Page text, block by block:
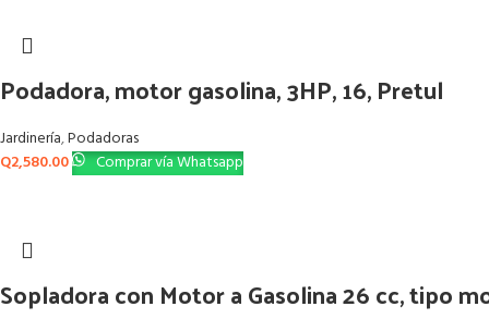
Podadora, motor gasolina, 3HP, 16, Pretul
Jardinería,Podadoras
Q2,580.00 Comprar vía Whatsapp
Sopladora con Motor a Gasolina 26 cc, tipo